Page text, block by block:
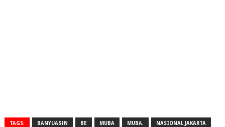
TAGS: BANYUASIN BE MUBA MUBA. NASIONAL JAKARTA